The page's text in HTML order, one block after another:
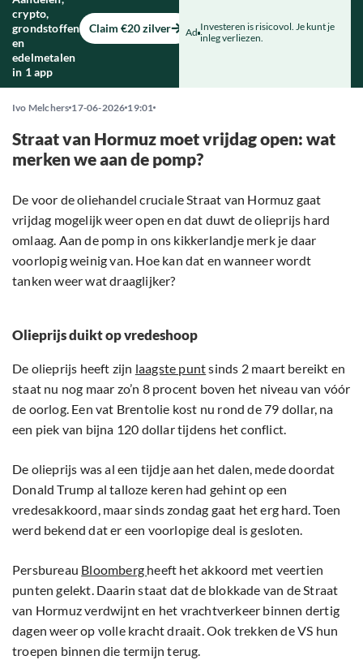
crypto,
grondstoffen
en
edelmetalen
in 1 app
Claim €20 zilver Ad Investeren is risicovol. Je kunt je
inleg verliezen.
Ivo Melchers 17-06-2026 19:01
Straat van Hormuz moet vrijdag open: wat
merken we aan de pomp?
De voor de oliehandel cruciale Straat van Hormuz gaat
vrijdag mogelijk weer open en dat duwt de olieprijs hard
omlaag. Aan de pomp in ons kikkerlandje merk je daar
voorlopig weinig van. Hoe kan dat en wanneer wordt
tanken weer wat draaglijker?
Olieprijs duikt op vredeshoop
De olieprijs heeft zijn laagste puntsinds 2 maart bereikt en
staat nu nog maar zo’n 8 procent boven het niveau van vóór
de oorlog. Een vat Brentolie kost nu rond de 79 dollar, na
een piek van bijna 120 dollar tijdens het conflict.
De olieprijs was al een tijdje aan het dalen, mede doordat
Donald Trump al talloze keren had gehint op een
vredesakkoord, maar sinds zondag gaat het erg hard. Toen
werd bekend dat er een voorlopige deal is gesloten.
Persbureau Bloomberg heeft het akkoord met veertien
punten gelekt. Daarin staat dat de blokkade van de Straat
van Hormuz verdwijnt en het vrachtverkeer binnen dertig
dagen weer op volle kracht draait. Ook trekken de VS hun
troepen binnen die termijn terug.